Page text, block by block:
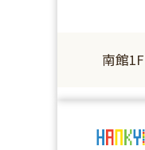
南館1F